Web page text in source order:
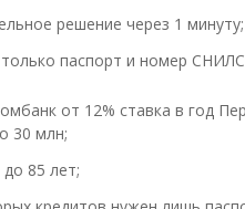
решение через 1 минуту;
только паспорт и номер
от 12% ставка в год
30 млн;
85 лет;